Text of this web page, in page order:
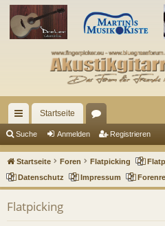
ch
ne
llz
Startseite
en
Suche Anmelden Registrieren
Startseite Foren Flatpicking
Datenschutz
Impressum
Flatpicking